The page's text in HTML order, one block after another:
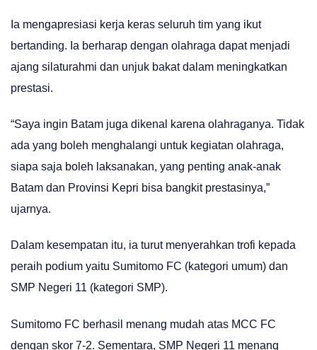
Ia mengapresiasi kerja keras seluruh tim yang ikut
bertanding. Ia berharap dengan olahraga dapat menjadi
ajang silaturahmi dan unjuk bakat dalam meningkatkan
prestasi.
“Saya ingin Batam juga dikenal karena olahraganya. Tidak
ada yang boleh menghalangi untuk kegiatan olahraga,
siapa saja boleh laksanakan, yang penting anak-anak
Batam dan Provinsi Kepri bisa bangkit prestasinya,”
ujarnya.
Dalam kesempatan itu, ia turut menyerahkan trofi kepada
peraih podium yaitu Sumitomo FC (kategori umum) dan
SMP Negeri 11 (kategori SMP).
Sumitomo FC berhasil menang mudah atas MCC FC
dengan skor 7-2. Sementara, SMP Negeri 11 menang